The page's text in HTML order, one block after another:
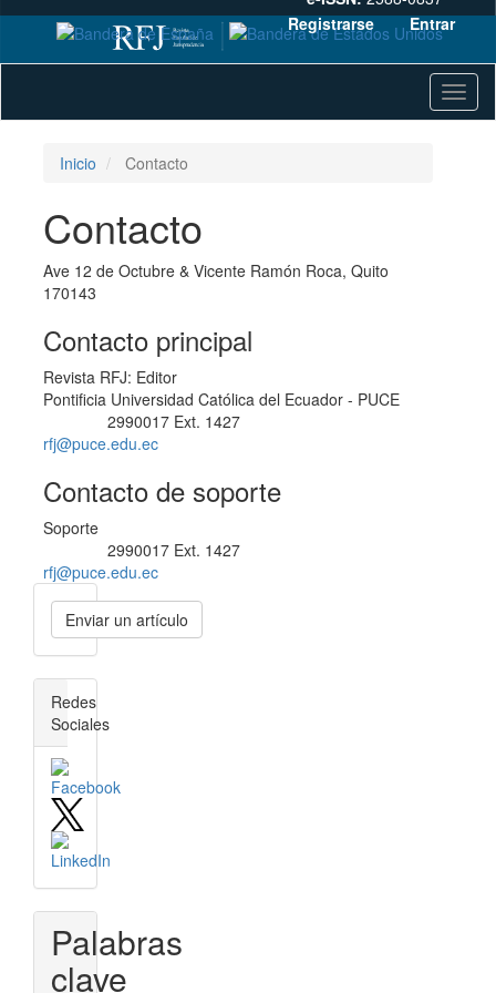
Contenido
Barra
Registrarse Entrar
Inicio Contacto
Contacto
Ave 12 de Octubre & Vicente Ramón Roca, Quito
170143
Contacto principal
Revista RFJ: Editor
Pontificia Universidad Católica del Ecuador - PUCE
2990017 Ext. 1427
rfj@puce.edu.ec
Contacto de soporte
Soporte
2990017 Ext. 1427
rfj@puce.edu.ec
Enviar
un
artículo
Enviar un artículo
redes_sociales
Redes
Sociales
Palabras
clave